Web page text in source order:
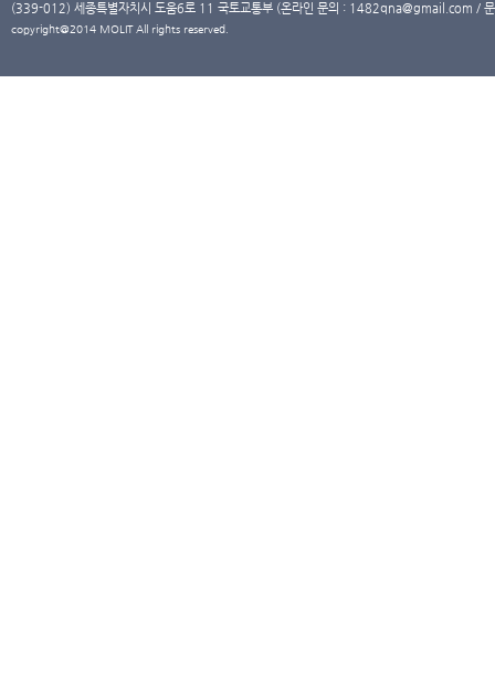
(339-012) 세종특별자치시 도움6로 11 국토교통부 (온라인 문의 : 1482qna@gmail.com /
copyright@2014 MOLIT All rights reserved.